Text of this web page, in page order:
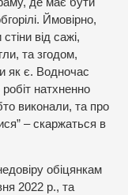
Ймовірно,
від сажі,
та згодом,
як є. Водночас
робіт натхненно
виконали, та про
– скаржаться в
обіцянкам
2022 р., та